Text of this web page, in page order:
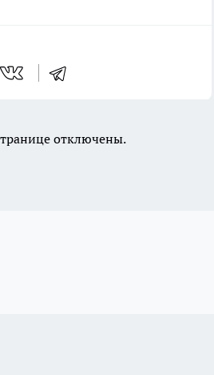
отключены.